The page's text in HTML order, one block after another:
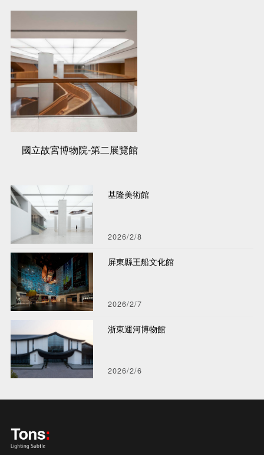
國立故宮博物院-第二展覽館
2026/2/8
基隆美術館
2026/2/7
屏東縣王船文化館
2026/2/6
浙東運河博物館